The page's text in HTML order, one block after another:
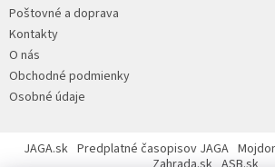
e
Poštovné a doprava
Kontakty
O nás
Obchodné podmienky
Osobné údaje
JAGA.sk Predplatné časopisov JAGA